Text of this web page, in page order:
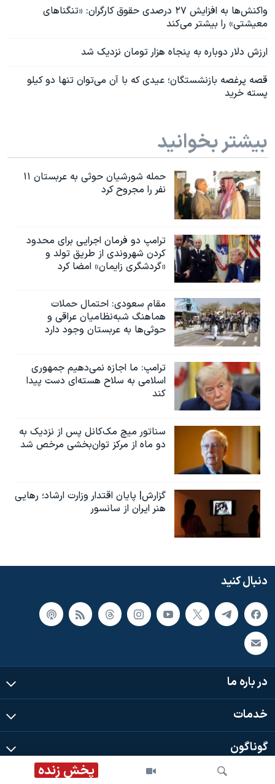
پخش زنده
واکنش‌ها به افزایش ۲۷ درصدی حقوق کارگران: «تنگناهای
معیشتی» را بیشتر می‌کند
ارزش دلار دوباره به پنجاه هزار تومان نزدیک شد
قصه پرغصه بازنشستگان؛ عیدی که با آن می‌توان تنها دو کیلو
پسته خرید
بیشتر بخوانید
حمله شورشیان حوثی به عربستان ۱۱
نفر را مجروح کرد
ترامپ دو فرمان اجرایی برای محدود
کردن شهروندی از طریق تولد و
«گردشگری زایمان» امضا کرد
مقام سعودی: احتمال حملات
هماهنگ شبه‌نظامیان عراقی و
حوثی‌ها به عربستان وجود دارد
ترامپ: ما اجازه نمی‌دهیم جمهوری
اسلامی به سلاح هسته‌ای دست پیدا
کند
سناتور میچ مک‌کانل پس از نزدیک به
دو ماه از مرکز توان‌بخشی مرخص شد
گزارش| پایان اقتدار وزارت ارشاد؛ رهایی
هنر ایران از سانسور
دنبال کنید
در باره ما
خدمات
گوناگون